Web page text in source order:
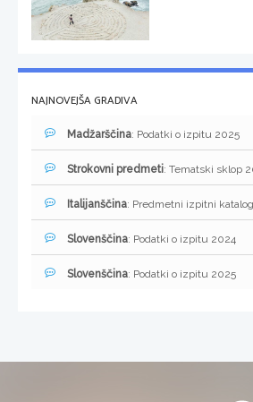
NAJNOVEJŠA GRADIVA
Madžarščina: Podatki o izpitu 2025
Strokovni predmeti: Tematski sklop
Italijanščina: Predmetni izpitni
Slovenščina: Podatki o izpitu 2024
Slovenščina: Podatki o izpitu 2025